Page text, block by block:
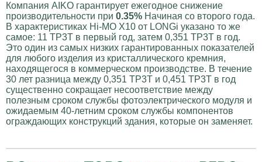
Компания AIKO гарантирует ежегодное снижение
производительности при 0.35% Начиная со второго года.
В характеристиках Hi-MO X10 от LONGi указано то же
самое: 11 TP3T в первый год, затем 0,351 TP3T в год.
Это один из самых низких гарантированных показателей
для любого изделия из кристаллического кремния,
находящегося в коммерческом производстве. В течение
30 лет разница между 0,351 TP3T и 0,451 TP3T в год
существенно сокращает несоответствие между
полезным сроком службы фотоэлектрического модуля и
ожидаемым 40-летним сроком службы компонентов
ограждающих конструкций здания, которые он заменяет.